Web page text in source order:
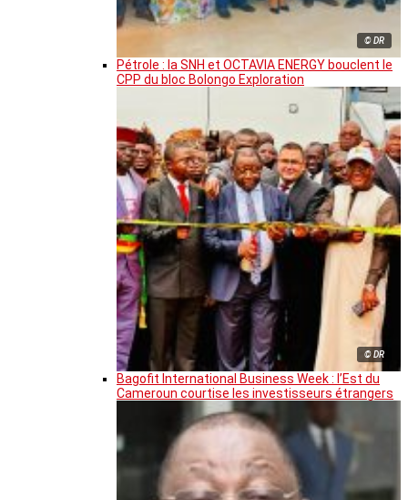
© DR
Pétrole : la SNH et OCTAVIA ENERGY bouclent le
CPP du bloc Bolongo Exploration
© DR
Bagofit International Business Week : l’Est du
Cameroun courtise les investisseurs étrangers